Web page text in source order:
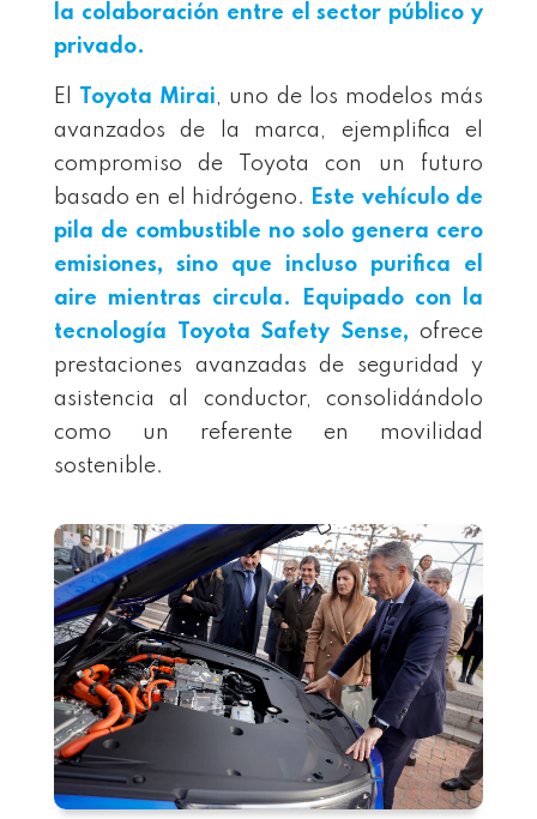
la colaboración entre el sector público y
privado.
El Toyota Mirai, uno de los modelos más
avanzados de la marca, ejemplifica el
compromiso de Toyota con un futuro
basado en el hidrógeno.
Este vehículo de
pila de combustible no solo genera cero
emisiones, sino que incluso purifica el
aire mientras circula. Equipado con la
tecnología Toyota Safety Sense, ofrece
prestaciones avanzadas de seguridad y
asistencia al conductor, consolidándolo
como un referente en movilidad
sostenible.